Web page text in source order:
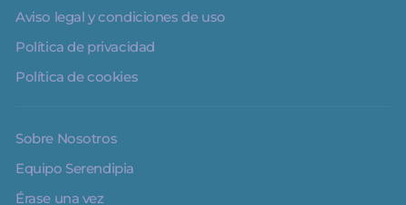
Aviso legal y condiciones de uso
Política de privacidad
Política de cookies
Sobre Nosotros
Equipo Serendipia
Érase una vez